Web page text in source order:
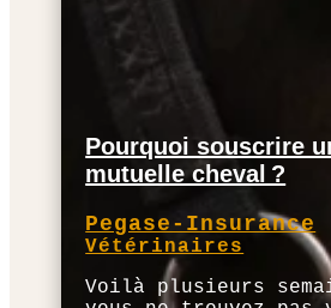
Pourquoi souscrire
mutuelle cheval ?
Pegase-Insurance
Vétérinaires
Voilà plusieurs